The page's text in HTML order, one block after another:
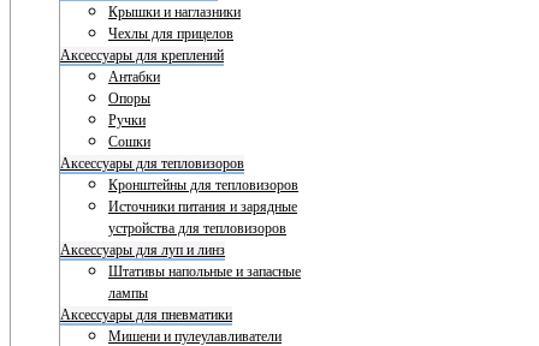
Крышки и наглазники
Чехлы для прицелов
Аксессуары для креплений
Антабки
Опоры
Ручки
Сошки
Аксессуары для тепловизоров
Кронштейны для тепловизоров
Источники питания и зарядные
устройства для тепловизоров
Аксессуары для луп и линз
Штативы напольные и запасные
лампы
Аксессуары для пневматики
Мишени и пулеулавливатели